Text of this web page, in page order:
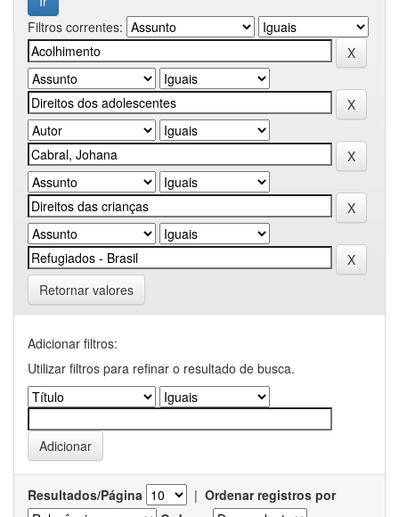
Filtros correntes:
Retornar valores
Adicionar filtros:
Utilizar filtros para refinar o resultado de busca.
Resultados/Página | Ordenar registros por